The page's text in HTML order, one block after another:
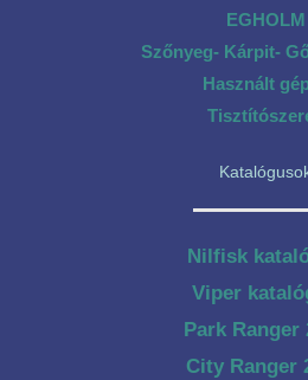
EGHOLM
Szőnyeg- Kárpit-
Használt
Nilfisk
Viper
Park Ranger
City Ranger